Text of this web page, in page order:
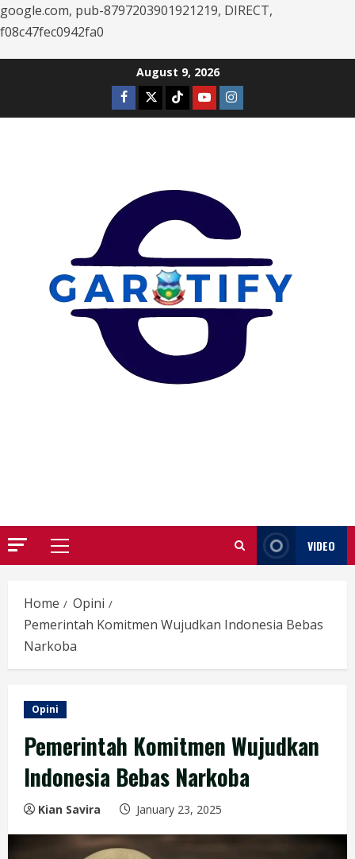
google.com, pub-8797203901921219, DIRECT,
f08c47fec0942fa0
August 9, 2026
Facebook
TwitterTiktokYoutubeInstagram
Primary
VIDEO
Home
Opini
Pemerintah Komitmen Wujudkan Indonesia Bebas
Narkoba
Opini
Pemerintah Komitmen Wujudkan
Indonesia Bebas Narkoba
Kian Savira January 23, 2025